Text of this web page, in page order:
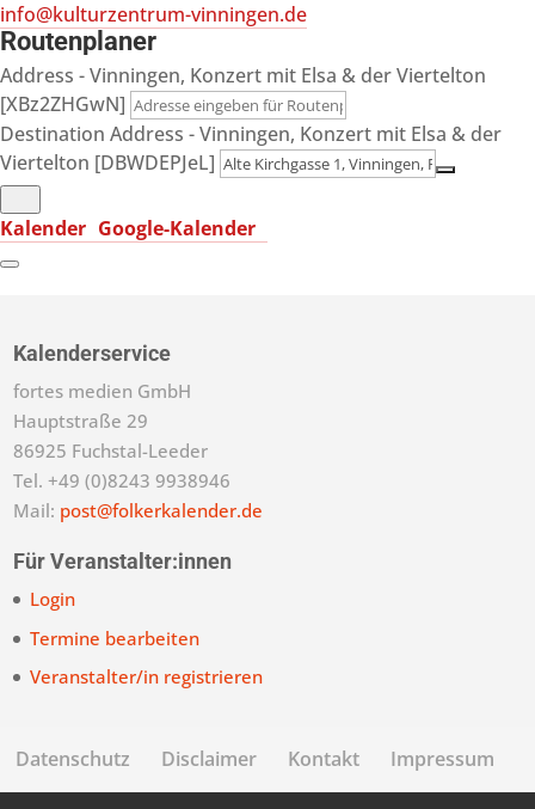
info@kulturzentrum-vinningen.de
Routenplaner
Address - Vinningen, Konzert mit Elsa & der Viertelton
[XBz2ZHGwN]
Destination Address - Vinningen, Konzert mit Elsa & der
Viertelton [DBWDEPJeL]
Kalender Google-Kalender
Kalenderservice
fortes medien GmbH
Hauptstraße 29
86925 Fuchstal-Leeder
Tel. +49 (0)8243 9938946
Mail: post@folkerkalender.de
Für Veranstalter:innen
Login
Termine bearbeiten
Veranstalter/in registrieren
Datenschutz Disclaimer Kontakt Impressum